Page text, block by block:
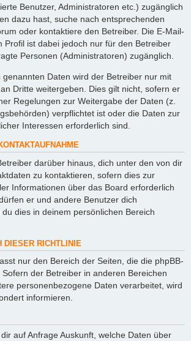
Benutzer, Administratoren etc.) zugänglich
dazu hast, suche nach entsprechenden
oder kontaktiere den Betreiber. Die E-Mail-
Profil ist dabei jedoch nur für den Betreiber
Personen (Administratoren) zugänglich.
Daten wird der Betreiber nur mit
Dritte weitergeben. Dies gilt nicht, sofern er
Regelungen zur Weitergabe der Daten (z.
verpflichtet ist oder die Daten zur
Interessen erforderlich sind.
darüber hinaus, dich unter den von dir
zu kontaktieren, sofern dies zur
Informationen über das Board erforderlich
er und andere Benutzer dich
dies in deinem persönlichen Bereich
DIESER RICHTLINIE
nur den Bereich der Seiten, die die phpBB-
der Betreiber in anderen Bereichen
personenbezogene Daten verarbeitet, wird
informieren.
auf Anfrage Auskunft, welche Daten über